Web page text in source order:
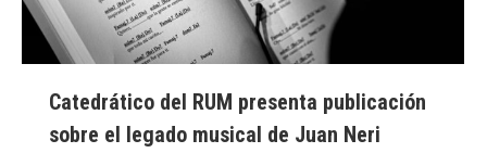
Catedrático del RUM presenta publicación
sobre el legado musical de Juan Neri